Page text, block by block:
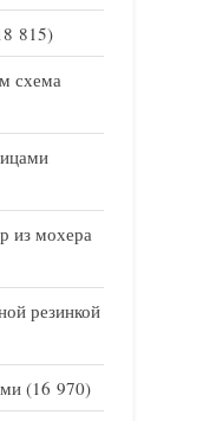
815)
схема
из мохера
резинкой
(16 970)